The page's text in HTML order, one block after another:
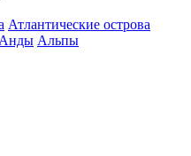
Атлантические острова
Анды Альпы